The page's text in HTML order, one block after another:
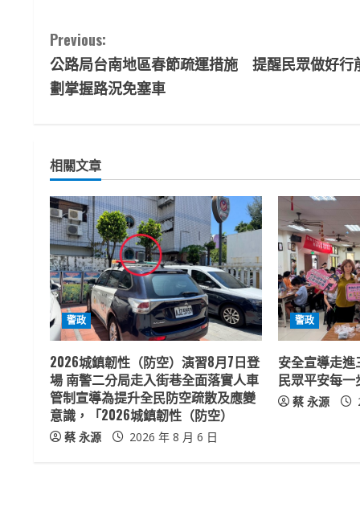
C
o
i
n
u
e
R
e
a
d
i
Previous:
公路局台南地區春節疏運措施 提醒民眾做好行
劃掌握路況免塞車
相關文章
警政
2026城鎮韌性（防空）演習8月7日登
場 南警二分局走入街巷全面落實人車
管制宣導為提升全民防空疏散及應變
意識，「2026城鎮韌性（防空）
蔡 永源 2026 年 8 月 6 日
警政
安全宣導走
民眾平安每一
蔡 永源